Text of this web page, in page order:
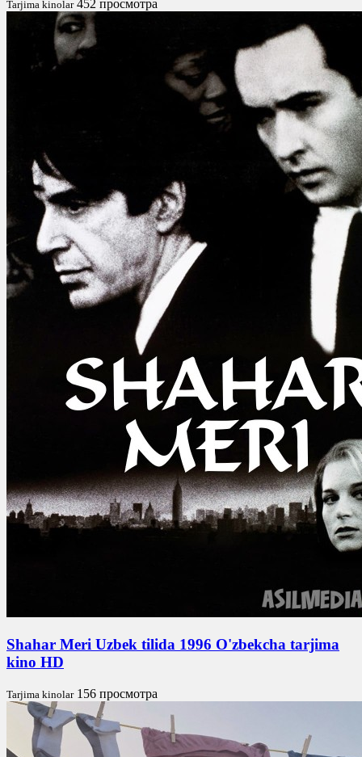
Tarjima kinolar 452 просмотра
Shahar Meri Uzbek tilida 1996 O'zbekcha tarjima
kino HD
Tarjima kinolar 156 просмотра